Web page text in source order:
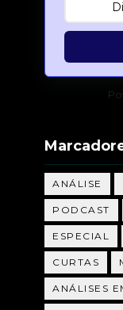
ANÁLISE
PODCAST
ESPECIAL
CURTAS
ANÁLISES